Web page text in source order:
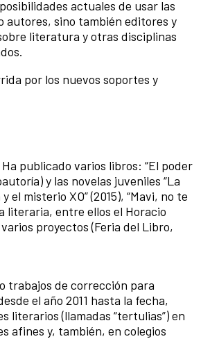
actuales de usar las
autores, sino también editores y
literatura y otras disciplinas
por los nuevos soportes y
publicado varios libros: “El poder
y las novelas juveniles “La
el misterio XO” (2015), “Mavi, no te
literaria, entre ellos el Horacio
proyectos (Feria del Libro,
trabajos de corrección para
el año 2011 hasta la fecha,
literarios (llamadas “tertulias”) en
afines y, también, en colegios